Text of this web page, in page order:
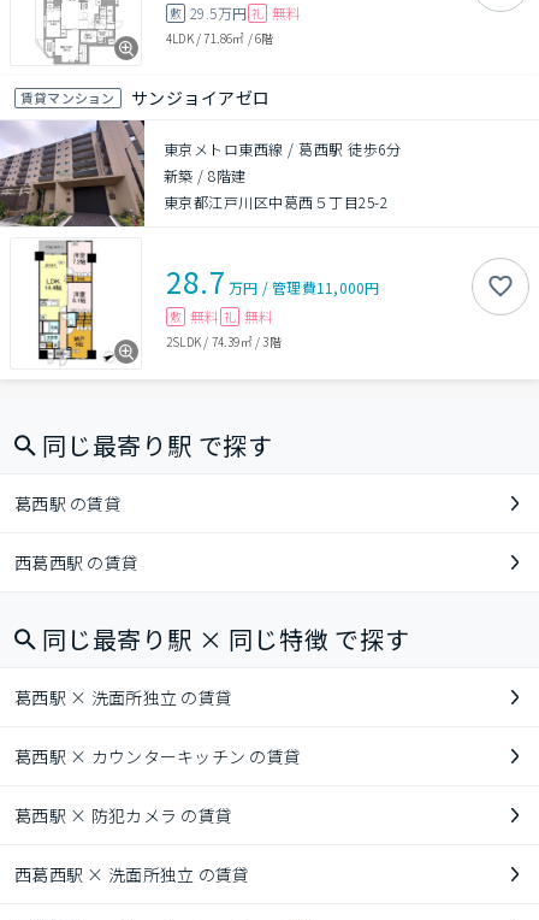
敷 29.5万円 礼 無料
4LDK/71.86㎡ /6階
賃貸マンション サンジョイアゼロ
東京メトロ東西線 / 葛西駅 徒歩6分
新築 /8階建
東京都江戸川区中葛西５丁目25-2
28.7 万円 /管理費11,000円
敷 無料 礼 無料
2SLDK / 74.39㎡/3階
同じ最寄り駅 で探す
葛西駅 の賃貸
西葛西駅 の賃貸
同じ最寄り駅 × 同じ特徴 で探す
葛西駅 × 洗面所独立 の賃貸
葛西駅 × カウンターキッチン の賃貸
葛西駅 × 防犯カメラ の賃貸
西葛西駅 × 洗面所独立 の賃貸